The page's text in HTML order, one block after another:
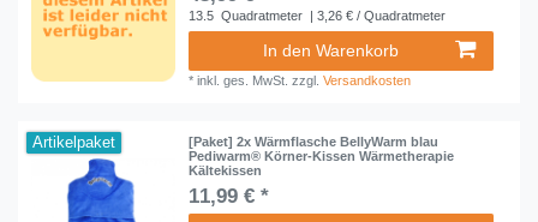
13.5 Quadratmeter | 3,26 € / Quadratmeter
In den Warenkorb
*inkl. ges. MwSt. zzgl.Versandkosten
Artikelpaket
[Paket] 2x Wärmflasche BellyWarm blau
Pediwarm® Körner-Kissen Wärmetherapie
Kältekissen
11,99 € *